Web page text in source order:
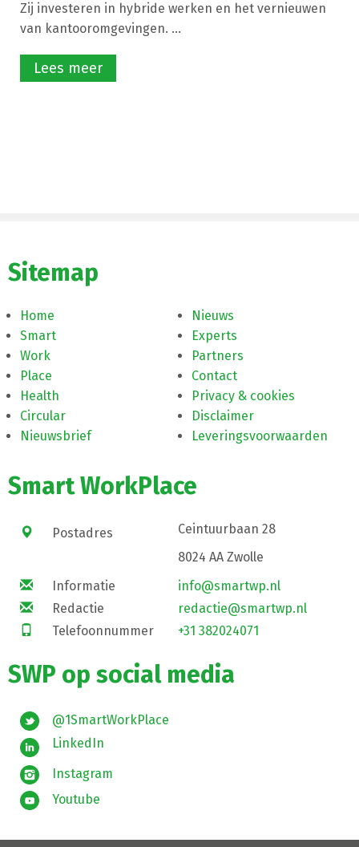
Zij investeren in hybride werken en het vernieuwen
van kantooromgevingen. ...
Lees meer
Sitemap
Home
Smart
Work
Place
Health
Circular
Nieuwsbrief
Nieuws
Experts
Partners
Contact
Privacy & cookies
Disclaimer
Leveringsvoorwaarden
Smart WorkPlace
Postadres
Ceintuurbaan 28
8024 AA Zwolle
Informatie
info@smartwp.nl
Redactie
redactie@smartwp.nl
Telefoonnummer
+31 382024071
SWP op social media
@1SmartWorkPlace
LinkedIn
Instagram
Youtube